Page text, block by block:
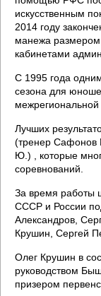
искусственным
2014 году
манежа размером
кабинетами
С 1995 года
сезона для
Лучших
(тренер Сафонов
Ю.) , которые
соревнований.
За время работы
СССР и России
Александров,
Крушин, Сергей
Олег Крушин в
руководством
призером